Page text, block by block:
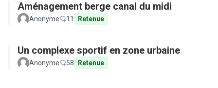
Aménagement berge canal du midi
Anonyme 11 Retenue
Un complexe sportif en zone urbaine
Anonyme 58 Retenue